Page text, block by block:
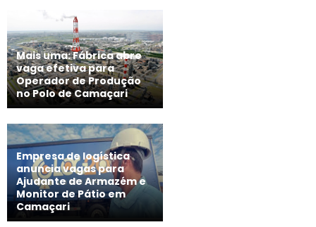
Mais uma: Fábrica abre
vaga efetiva para
Operador de Produção
no Polo de Camaçari
Empresa de logística
anuncia vagas para
Ajudante de Armazém e
Monitor de Pátio em
Camaçari